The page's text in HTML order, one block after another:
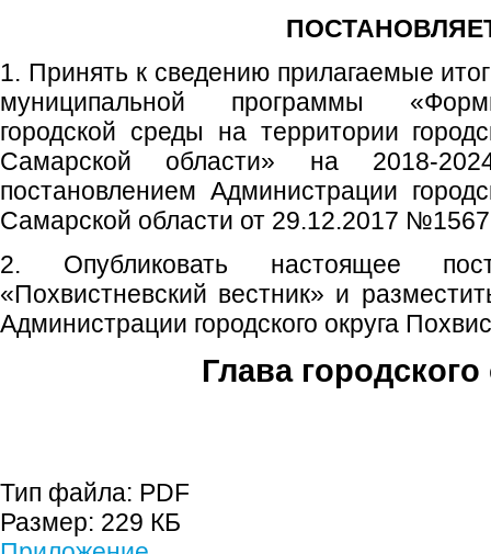
1. Принять к сведению прилагаемые
муниципальной программы
городской среды на территории
Самарской области» на 2018-
постановлением Администрации
Самарской области от 29.12.2017
2. Опубликовать настоящее
«Похвистневский вестник» и
Администрации городского округа
Глава городского
Тип файла: PDF
Размер: 229 КБ